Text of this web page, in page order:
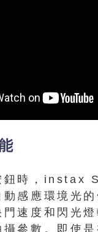
鈕時，instax
感應環境光
速度和閃光
攝參數。即使